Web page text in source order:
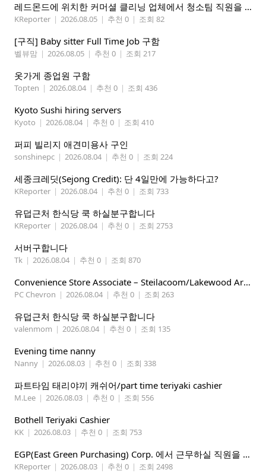
레드몬드에 위치한 커머셜 클리닝 업체에서 청소팀 직원을 모집합니다.
KReporter | 2026.08.05 | 추천 0 | 조회 82
[구직] Baby sitter Full Time Job 구함
벨뷰맘 | 2026.08.05 | 추천 0 | 조회 217
옷가게 종업원 구함
Topten | 2026.08.04 | 추천 0 | 조회 436
Kyoto Sushi hiring servers
Kyoto | 2026.08.04 | 추천 0 | 조회 410
퍼피 빌리지 애견미용사 구인
sonshinepc | 2026.08.04 | 추천 0 | 조회 224
세종크레딧(Sejong Credit): 단 4일만에 가능하다고?
KReporter | 2026.08.04 | 추천 0 | 조회 733
유덥근처 한식당 쿡 하실분구합니다
KReporter | 2026.08.04 | 추천 0 | 조회 2753
서버구합니다
Tk | 2026.08.04 | 추천 0 | 조회 870
Convenience Store Associate – Steilacoom/Lakewood Area, $19 -$21/hr
PC Chevron | 2026.08.04 | 추천 0 | 조회 263
유덥근처 한식당 쿡 하실분구합니다
valenmom | 2026.08.04 | 추천 0 | 조회 135
Evening time nanny
Nanny | 2026.08.03 | 추천 0 | 조회 338
파트타임 태리야끼 캐쉬어/part time teriyaki cashier
M.Lee | 2026.08.03 | 추천 0 | 조회 556
Bothell Teriyaki Cashier
KK | 2026.08.03 | 추천 0 | 조회 753
EGP(East Green Purchasing) Corp. 에서 근무하실 직원을 아래와 같이 모집합니다.
KReporter | 2026.08.03 | 추천 0 | 조회 2498